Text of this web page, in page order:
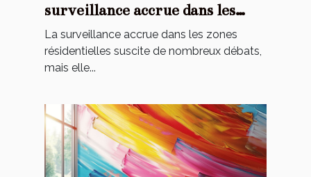
surveillance accrue dans les
zones résidentielles ?
La surveillance accrue dans les zones
résidentielles suscite de nombreux débats,
mais elle...